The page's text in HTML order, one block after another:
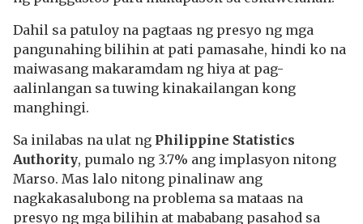
Dahil sa patuloy na pagtaas ng presyo ng mga
pangunahing bilihin at pati pamasahe, hindi ko na
maiwasang makaramdam ng hiya at pag-
aalinlangan sa tuwing kinakailangan kong
manghingi.
Sa inilabas na ulat ng Philippine Statistics
Authority, pumalo ng 3.7% ang implasyon nitong
Marso. Mas lalo nitong pinalinaw ang
nagkakasalubong na problema sa mataas na
presyo ng mga bilihin at mababang pasahod sa